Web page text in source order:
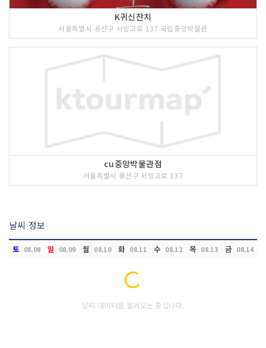
K귀신잔치
서울특별시 용산구 서빙고로 137 국립중앙박물관
cu중앙박물관점
서울특별시 용산구 서빙고로 137
날씨 정보
토 08.08 일 08.09 월 08.10 화 08.11 수 08.12 목 08.13 금 08.14
Loading...
날씨 데이터를 불러오는 중입니다.